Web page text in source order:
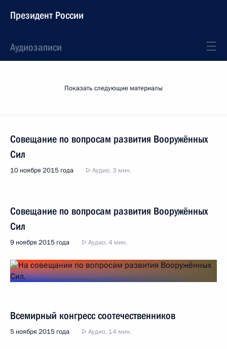
Президент России
Аудиозаписи
Показать следующие материалы
Совещание по вопросам развития Вооружённых
Сил
10 ноября 2015 года Аудио, 3 мин.
Совещание по вопросам развития Вооружённых
Сил
9 ноября 2015 года Аудио, 4 мин.
Всемирный конгресс соотечественников
5 ноября 2015 года Аудио, 14 мин.